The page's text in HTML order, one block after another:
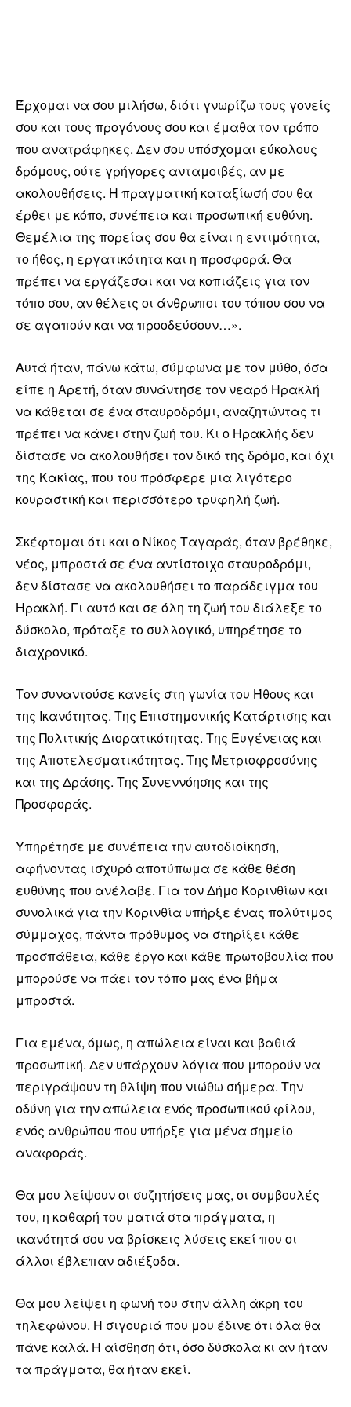
Έρχομαι να σου μιλήσω, διότι γνωρίζω τους γονείς
σου και τους προγόνους σου και έμαθα τον τρόπο
που ανατράφηκες. Δεν σου υπόσχομαι εύκολους
δρόμους, ούτε γρήγορες ανταμοιβές, αν με
ακολουθήσεις. Η πραγματική καταξίωσή σου θα
έρθει με κόπο, συνέπεια και προσωπική ευθύνη.
Θεμέλια της πορείας σου θα είναι η εντιμότητα,
το ήθος, η εργατικότητα και η προσφορά. Θα
πρέπει να εργάζεσαι και να κοπιάζεις για τον
τόπο σου, αν θέλεις οι άνθρωποι του τόπου σου να
σε αγαπούν και να προοδεύσουν…».
Αυτά ήταν, πάνω κάτω, σύμφωνα με τον μύθο, όσα
είπε η Αρετή, όταν συνάντησε τον νεαρό Ηρακλή
να κάθεται σε ένα σταυροδρόμι, αναζητώντας τι
πρέπει να κάνει στην ζωή του. Κι ο Ηρακλής δεν
δίστασε να ακολουθήσει τον δικό της δρόμο, και όχι
της Κακίας, που του πρόσφερε μια λιγότερο
κουραστική και περισσότερο τρυφηλή ζωή.
Σκέφτομαι ότι και ο Νίκος Ταγαράς, όταν βρέθηκε,
νέος, μπροστά σε ένα αντίστοιχο σταυροδρόμι,
δεν δίστασε να ακολουθήσει το παράδειγμα του
Ηρακλή. Γι αυτό και σε όλη τη ζωή του διάλεξε το
δύσκολο, πρόταξε το συλλογικό, υπηρέτησε το
διαχρονικό.
Τον συναντούσε κανείς στη γωνία του Ήθους και
της Ικανότητας. Της Επιστημονικής Κατάρτισης και
της Πολιτικής Διορατικότητας. Της Ευγένειας και
της Αποτελεσματικότητας. Της Μετριοφροσύνης
και της Δράσης. Της Συνεννόησης και της
Προσφοράς.
Υπηρέτησε με συνέπεια την αυτοδιοίκηση,
αφήνοντας ισχυρό αποτύπωμα σε κάθε θέση
ευθύνης που ανέλαβε. Για τον Δήμο Κορινθίων και
συνολικά για την Κορινθία υπήρξε ένας πολύτιμος
σύμμαχος, πάντα πρόθυμος να στηρίξει κάθε
προσπάθεια, κάθε έργο και κάθε πρωτοβουλία που
μπορούσε να πάει τον τόπο μας ένα βήμα
μπροστά.
Για εμένα, όμως, η απώλεια είναι και βαθιά
προσωπική. Δεν υπάρχουν λόγια που μπορούν να
περιγράψουν τη θλίψη που νιώθω σήμερα. Την
οδύνη για την απώλεια ενός προσωπικού φίλου,
ενός ανθρώπου που υπήρξε για μένα σημείο
αναφοράς.
Θα μου λείψουν οι συζητήσεις μας, οι συμβουλές
του, η καθαρή του ματιά στα πράγματα, η
ικανότητά σου να βρίσκεις λύσεις εκεί που οι
άλλοι έβλεπαν αδιέξοδα.
Θα μου λείψει η φωνή του στην άλλη άκρη του
τηλεφώνου. Η σιγουριά που μου έδινε ότι όλα θα
πάνε καλά. Η αίσθηση ότι, όσο δύσκολα κι αν ήταν
τα πράγματα, θα ήταν εκεί.